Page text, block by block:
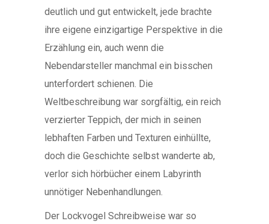
deutlich und gut entwickelt, jede brachte
ihre eigene einzigartige Perspektive in die
Erzählung ein, auch wenn die
Nebendarsteller manchmal ein bisschen
unterfordert schienen. Die
Weltbeschreibung war sorgfältig, ein reich
verzierter Teppich, der mich in seinen
lebhaften Farben und Texturen einhüllte,
doch die Geschichte selbst wanderte ab,
verlor sich hörbücher einem Labyrinth
unnötiger Nebenhandlungen.
Der Lockvogel Schreibweise war so